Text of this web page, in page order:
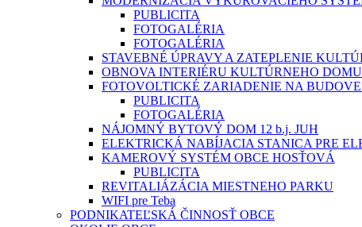
PUBLICITA
FOTOGALÉRIA
FOTOGALÉRIA
STAVEBNÉ ÚPRAVY A ZATEPLENIE
OBNOVA INTERIÉRU KULTÚRNEHO
FOTOVOLTICKÉ ZARIADENIE NA BUDOVE
PUBLICITA
FOTOGALÉRIA
NÁJOMNÝ BYTOVÝ DOM 12 b.j. JUH
ELEKTRICKÁ NABÍJACIA STANICA PRE
KAMEROVÝ SYSTÉM OBCE HOSŤOVÁ
PUBLICITA
REVITALIÁZÁCIA MIESTNEHO PARKU
WIFI pre Teba
PODNIKATEĽSKÁ ČINNOSŤ OBCE